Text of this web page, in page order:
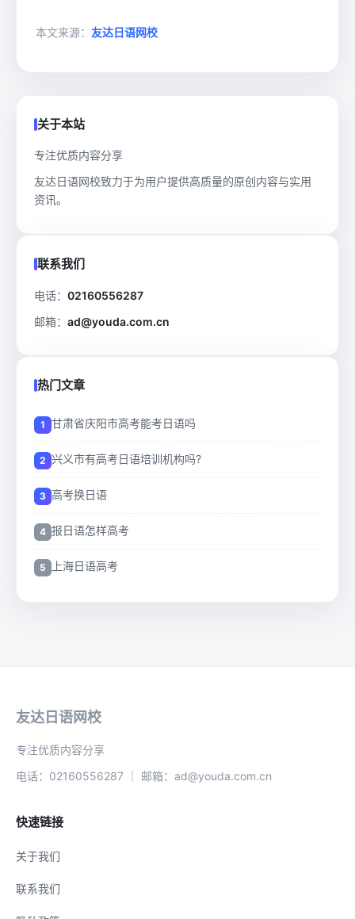
本文来源： 友达日语网校
关于本站
专注优质内容分享
友达日语网校致力于为用户提供高质量的原创内容与实用
资讯。
联系我们
电话： 02160556287
邮箱： ad@youda.com.cn
热门文章
甘肃省庆阳市高考能考日语吗
兴义市有高考日语培训机构吗?
高考换日语
报日语怎样高考
上海日语高考
友达日语网校
专注优质内容分享
电话：02160556287 ｜ 邮箱：ad@youda.com.cn
快速链接
关于我们
联系我们